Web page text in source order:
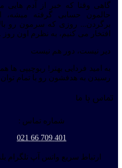
گاهی وقتا که خبر از آدم هایی
حالمون حسابی گرفته میشه،
برگردن... روزی که سرمون رو
افتخار می کنیم، به نظرم اون روز
دیر نیست، دور هم نیست
رسیدن به هدفشون رو با تمام
تماس با ما
شماره تماس :
401 709 66 021
ارتباط سریع واتس آپ تلگرام بله